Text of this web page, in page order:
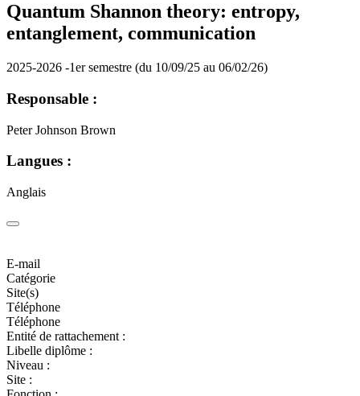
Quantum Shannon theory: entropy,
entanglement, communication
2025-2026 -1er semestre (du 10/09/25 au 06/02/26)
Responsable :
Peter Johnson Brown
Langues :
Anglais
E-mail
Catégorie
Site(s)
Téléphone
Téléphone
Entité de rattachement :
Libelle diplôme :
Niveau :
Site :